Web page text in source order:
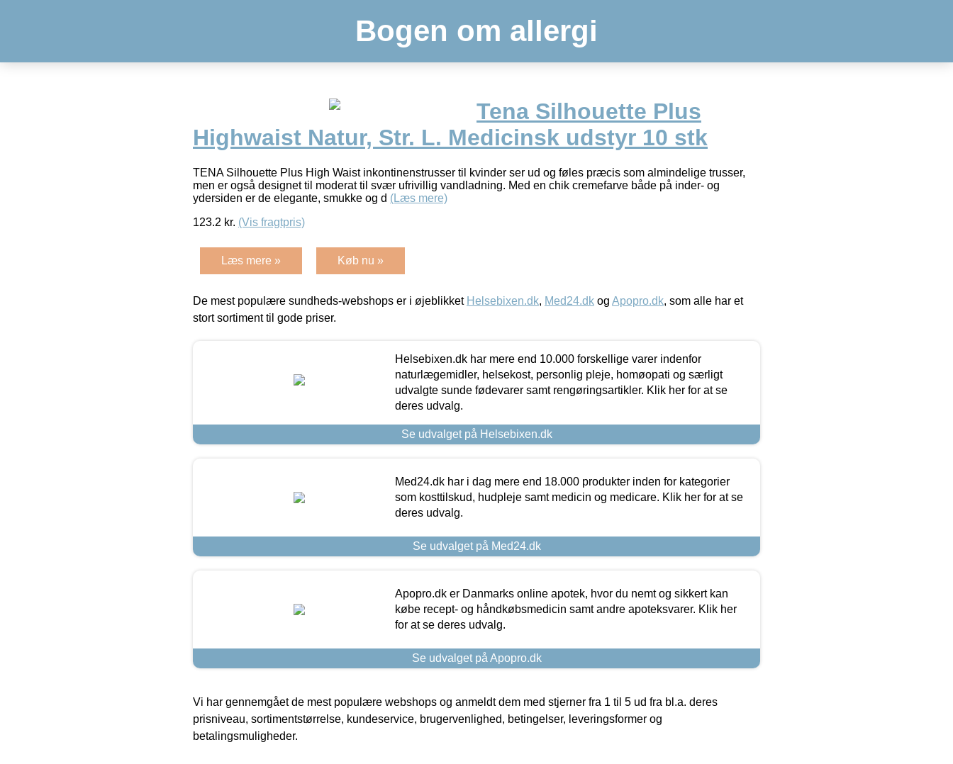
Bogen om allergi
Tena Silhouette Plus
Highwaist Natur, Str. L. Medicinsk udstyr 10 stk
TENA Silhouette Plus High Waist inkontinenstrusser til kvinder ser ud og føles præcis som almindelige trusser,
men er også designet til moderat til svær ufrivillig vandladning. Med en chik cremefarve både på inder- og
ydersiden er de elegante, smukke og d (Læs mere)
123.2 kr. (Vis fragtpris)
Læs mere » Køb nu »
De mest populære sundheds-webshops er i øjeblikket Helsebixen.dk, Med24.dk og Apopro.dk, som alle har et
stort sortiment til gode priser.
Helsebixen.dk har mere end 10.000 forskellige varer indenfor
naturlægemidler, helsekost, personlig pleje, homøopati og særligt
udvalgte sunde fødevarer samt rengøringsartikler. Klik her for at se
deres udvalg.
Se udvalget på Helsebixen.dk
Med24.dk har i dag mere end 18.000 produkter inden for kategorier
som kosttilskud, hudpleje samt medicin og medicare. Klik her for at se
deres udvalg.
Se udvalget på Med24.dk
Apopro.dk er Danmarks online apotek, hvor du nemt og sikkert kan
købe recept- og håndkøbsmedicin samt andre apoteksvarer. Klik her
for at se deres udvalg.
Se udvalget på Apopro.dk
Vi har gennemgået de mest populære webshops og anmeldt dem med stjerner fra 1 til 5 ud fra bl.a. deres
prisniveau, sortimentstørrelse, kundeservice, brugervenlighed, betingelser, leveringsformer og
betalingsmuligheder.